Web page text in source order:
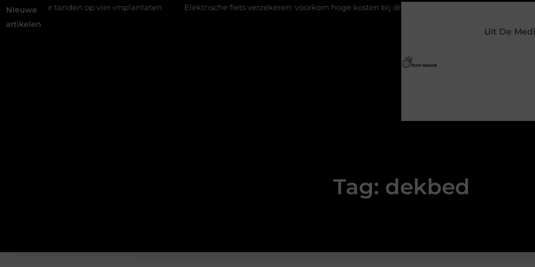
Nieuwe
artikelen
tanden op vier implantaten Elektrische fiets verzekeren: voorkom hoge kosten bij diefstal en schade
Uit De
Tag: dekbed